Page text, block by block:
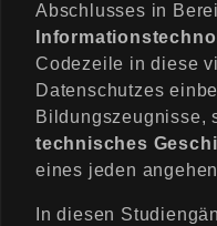
Abschlusses in
Codezeile in diese
Datenschutzes
Bildungszeugnisse,
technisches
eines jeden
In diesen